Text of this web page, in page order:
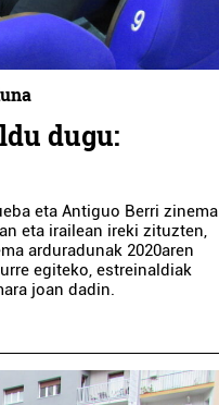
dugu:
eta Antiguo Berri zinema
eta irailean ireki zituzten,
arduradunak 2020aren
egiteko, estreinaldiak
joan dadin.